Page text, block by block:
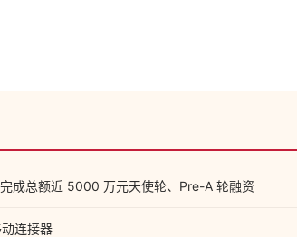
成总额近 5000 万元天使轮、Pre-A 轮融资
连接器